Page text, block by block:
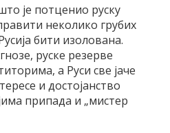
је потценио руску
неколико грубих
бити изолована.
руске резерве
а Руси све јаче
и достојанство
припада и „мистер